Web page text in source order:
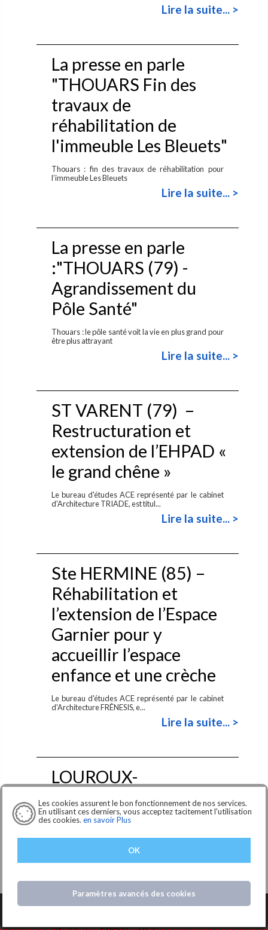
Les cookies assurent le bon fonctionnement de nos services.
En utilisant ces derniers, vous acceptez tacitement l'utilisation
des cookies. en savoir Plus
OK
Paramètres avancés des cookies
Lire la suite... >
La presse en parle
"THOUARS Fin des
travaux de
réhabilitation de
l'immeuble Les Bleuets"
Thouars : fin des travaux de réhabilitation pour
l’immeuble Les Bleuets
Lire la suite... >
La presse en parle
:"THOUARS (79) -
Agrandissement du
Pôle Santé"
Thouars : le pôle santé voit la vie en plus grand pour
être plus attrayant
Lire la suite... >
ST VARENT (79) –
Restructuration et
extension de l’EHPAD «
le grand chêne »
Le bureau d'études ACE représenté par le cabinet
d'Architecture TRIADE, est titul...
Lire la suite... >
Ste HERMINE (85) –
Réhabilitation et
l’extension de l’Espace
Garnier pour y
accueillir l’espace
enfance et une crèche
Le bureau d'études ACE représenté par le cabinet
d'Architecture FRÊNESIS, e...
Lire la suite... >
LOUROUX-
BECONNAIS (49)
Travaux de rénovation
énergétique et
extension de l'école
élémentaire René
Goscinny